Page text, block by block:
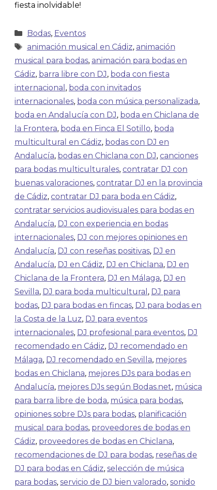
fiesta inolvidable!
Bodas, Eventos
animación musical en Cádiz, animación
musical para bodas, animación para bodas en
Cádiz, barra libre con DJ, boda con fiesta
internacional , boda con invitados
internacionales, boda con música personalizada,
boda en Andalucía con DJ, boda en Chiclana de
la Frontera, boda en Finca El Sotillo, boda
multicultural en Cádiz, bodas con DJ en
Andalucía, bodas en Chiclana con DJ, canciones
para bodas multiculturales, contratar DJ con
buenas valoraciones, contratar DJ en la provincia
de Cádiz, contratar DJ para boda en Cádiz,
contratar servicios audiovisuales para bodas en
Andalucía, DJ con experiencia en bodas
internacionales, DJ con mejores opiniones en
Andalucía, DJ con reseñas positivas, DJ en
Andalucía, DJ en Cádiz, DJ en Chiclana, DJ en
Chiclana de la Frontera, DJ en Málaga, DJ en
Sevilla, DJ para boda multicultural , DJ para
bodas, DJ para bodas en fincas, DJ para bodas en
la Costa de la Luz, DJ para eventos
internacionales, DJ profesional para eventos, DJ
recomendado en Cádiz, DJ recomendado en
Málaga, DJ recomendado en Sevilla, mejores
bodas en Chiclana, mejores DJs para bodas en
Andalucía, mejores DJs según Bodas.net, música
para barra libre de boda, música para bodas,
opiniones sobre DJs para bodas, planificación
musical para bodas, proveedores de bodas en
Cádiz, proveedores de bodas en Chiclana,
recomendaciones de DJ para bodas, reseñas de
DJ para bodas en Cádiz, selección de música
para bodas, servicio de DJ bien valorado, sonido